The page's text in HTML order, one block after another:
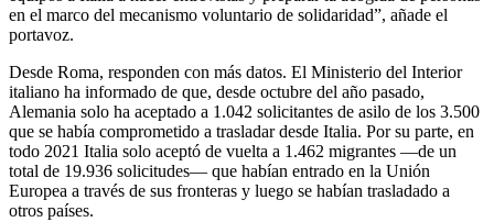
en el marco del mecanismo voluntario de solidaridad”, añade el
portavoz.
Desde Roma, responden con más datos. El Ministerio del Interior
italiano ha informado de que, desde octubre del año pasado,
Alemania solo ha aceptado a 1.042 solicitantes de asilo de los 3.500
que se había comprometido a trasladar desde Italia. Por su parte, en
todo 2021 Italia solo aceptó de vuelta a 1.462 migrantes —de un
total de 19.936 solicitudes— que habían entrado en la Unión
Europea a través de sus fronteras y luego se habían trasladado a
otros países.